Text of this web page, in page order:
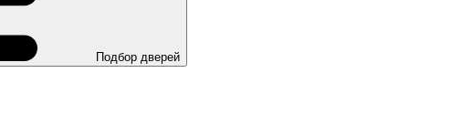
Подбор дверей